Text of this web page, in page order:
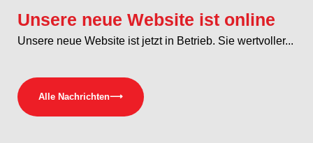
Unsere neue Website ist online
Unsere neue Website ist jetzt in Betrieb. Sie wertvoller...
Alle Nachrichten⟶